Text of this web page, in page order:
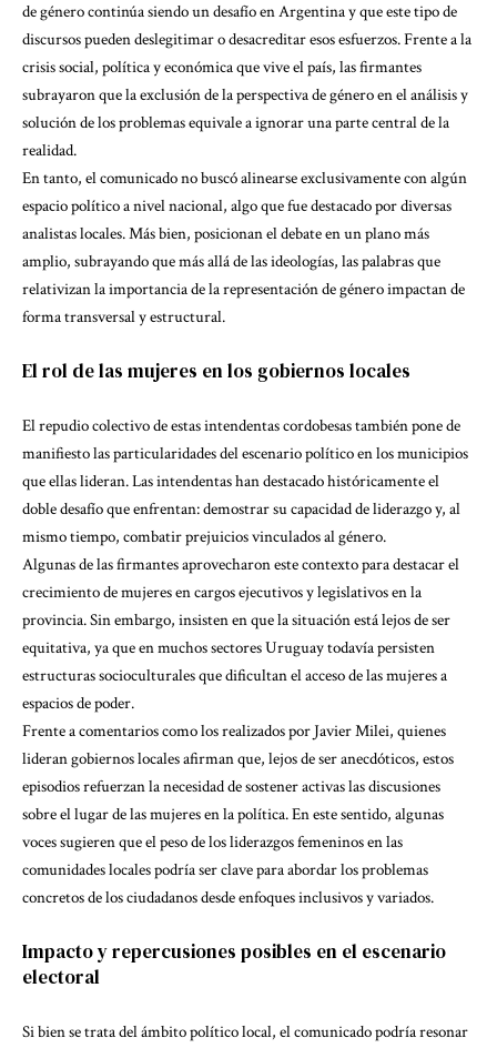
de género continúa siendo un desafío en Argentina y que este tipo de
discursos pueden deslegitimar o desacreditar esos esfuerzos. Frente a la
crisis social, política y económica que vive el país, las firmantes
subrayaron que la exclusión de la perspectiva de género en el análisis y
solución de los problemas equivale a ignorar una parte central de la
realidad.
En tanto, el comunicado no buscó alinearse exclusivamente con algún
espacio político a nivel nacional, algo que fue destacado por diversas
analistas locales. Más bien, posicionan el debate en un plano más
amplio, subrayando que más allá de las ideologías, las palabras que
relativizan la importancia de la representación de género impactan de
forma transversal y estructural.
El rol de las mujeres en los gobiernos locales
El repudio colectivo de estas intendentas cordobesas también pone de
manifiesto las particularidades del escenario político en los municipios
que ellas lideran. Las intendentas han destacado históricamente el
doble desafío que enfrentan: demostrar su capacidad de liderazgo y, al
mismo tiempo, combatir prejuicios vinculados al género.
Algunas de las firmantes aprovecharon este contexto para destacar el
crecimiento de mujeres en cargos ejecutivos y legislativos en la
provincia. Sin embargo, insisten en que la situación está lejos de ser
equitativa, ya que en muchos sectores Uruguay todavía persisten
estructuras socioculturales que dificultan el acceso de las mujeres a
espacios de poder.
Frente a comentarios como los realizados por Javier Milei, quienes
lideran gobiernos locales afirman que, lejos de ser anecdóticos, estos
episodios refuerzan la necesidad de sostener activas las discusiones
sobre el lugar de las mujeres en la política. En este sentido, algunas
voces sugieren que el peso de los liderazgos femeninos en las
comunidades locales podría ser clave para abordar los problemas
concretos de los ciudadanos desde enfoques inclusivos y variados.
Impacto y repercusiones posibles en el escenario
electoral
Si bien se trata del ámbito político local, el comunicado podría resonar